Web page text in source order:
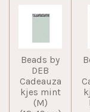
Beads by
DEB
Cadeauza
kjes mint
(M)